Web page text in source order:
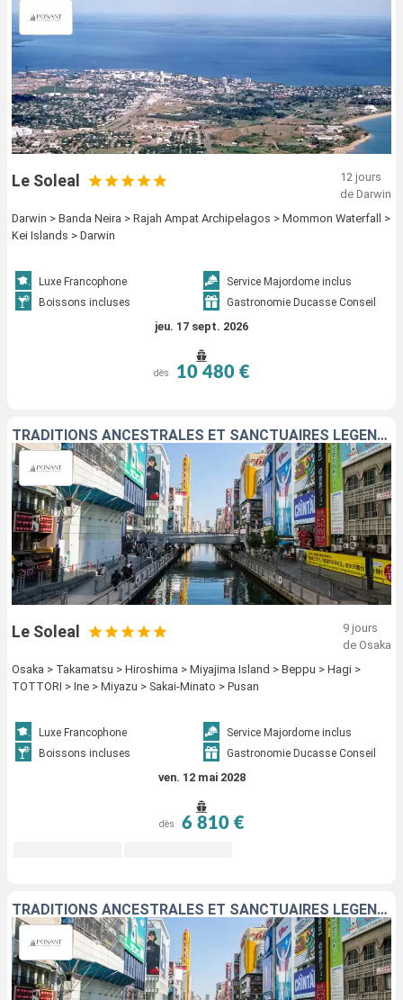
Le Soleal
12 jours
de Darwin
Darwin > Banda Neira > Rajah Ampat Archipelagos > Mommon Waterfall >
Kei Islands > Darwin
Luxe Francophone
Service Majordome inclus
Boissons incluses
Gastronomie Ducasse Conseil
jeu. 17 sept. 2026
dès 10 480 €
TRADITIONS ANCESTRALES ET SANCTUAIRES LÉGENDAIRES NIPPONS
Le Soleal
9 jours
de Osaka
Osaka > Takamatsu > Hiroshima > Miyajima Island > Beppu > Hagi >
TOTTORI > Ine > Miyazu > Sakai-Minato > Pusan
Luxe Francophone
Service Majordome inclus
Boissons incluses
Gastronomie Ducasse Conseil
ven. 12 mai 2028
dès 6 810 €
TRADITIONS ANCESTRALES ET SANCTUAIRES LÉGENDAIRES NIPPONS